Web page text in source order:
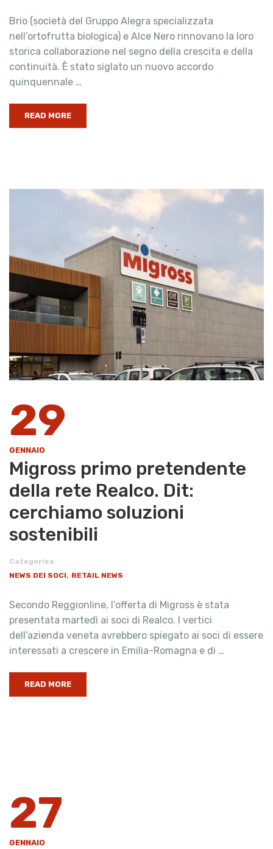
Brio (società del Gruppo Alegra specializzata
nell’ortofrutta biologica) e Alce Nero rinnovano la loro
storica collaborazione nel segno della crescita e della
continuità. È stato siglato un nuovo accordo
quinquennale …
READ MORE
29
GENNAIO
Migross primo pretendente
della rete Realco. Dit:
cerchiamo soluzioni
sostenibili
Categories
NEWS DEI SOCI, RETAIL NEWS
Secondo Reggionline, l’offerta di Migross è stata
presentata martedì ai soci di Realco. I vertici
dell’azienda veneta avrebbero spiegato ai soci di essere
interessati a crescere in Emilia-Romagna e di …
READ MORE
27
GENNAIO